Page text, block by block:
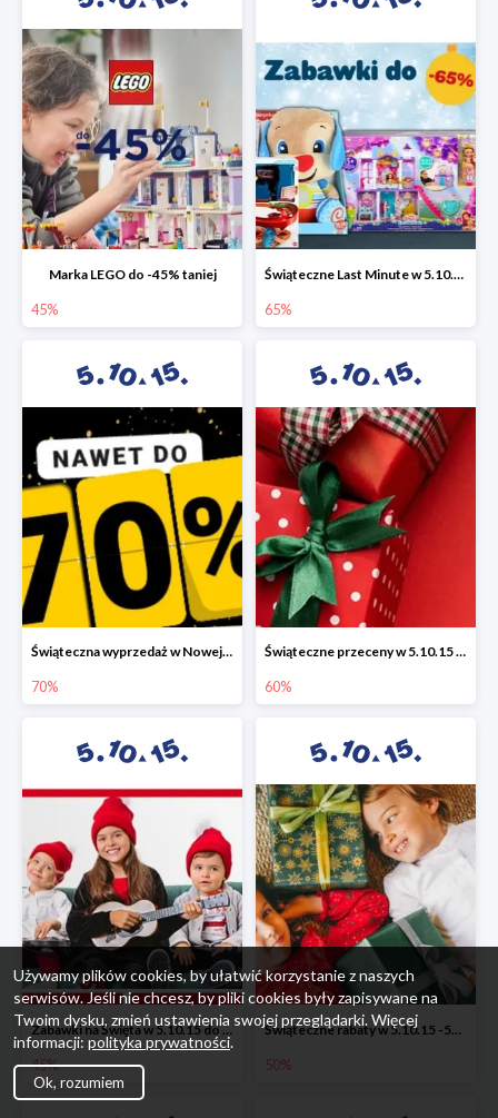
Marka LEGO do -45% taniej
45%
Świąteczne Last Minute w 5.10.15 - zabawki do -65%
65%
Świąteczna wyprzedaż w Nowej Erze - National Geographic Learning -70%
70%
Świąteczne przeceny w 5.10.15 - wszystkie ubrania -60%
60%
Zabawki na Święta w 5.10.15 do -45%
45%
Świąteczne rabaty w 5.10.15 -50%
50%
Używamy plików cookies, by ułatwić korzystanie z naszych
serwisów. Jeśli nie chcesz, by pliki cookies były zapisywane na
Twoim dysku, zmień ustawienia swojej przeglądarki. Więcej
informacji: polityka prywatności.
Ok, rozumiem